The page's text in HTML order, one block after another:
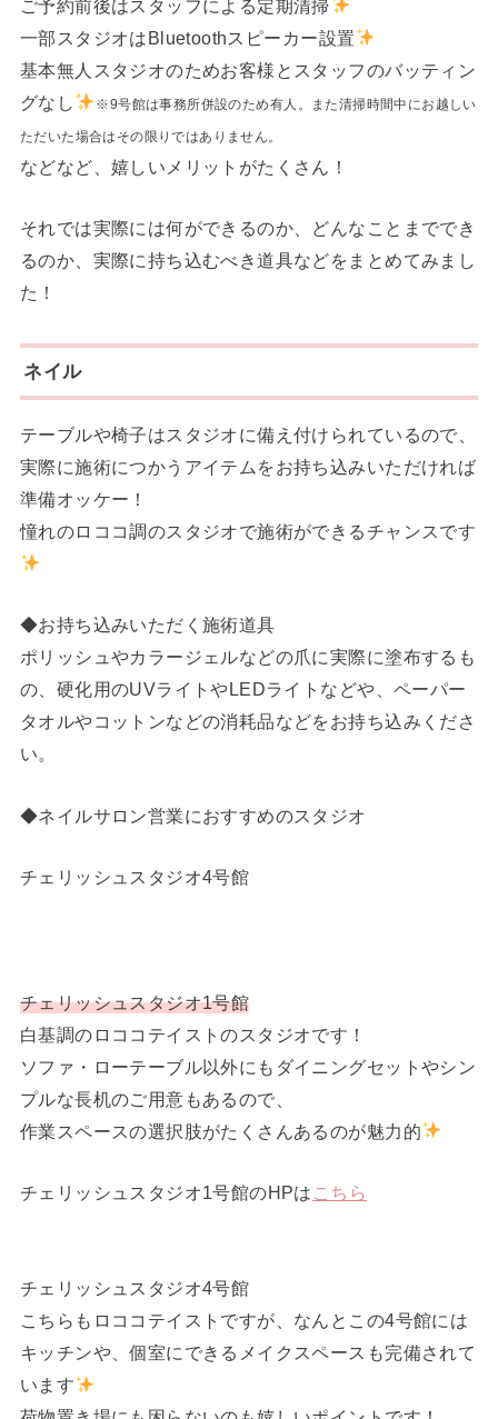
ご予約前後はスタッフによる定期清掃
一部スタジオはBluetoothスピーカー設置
基本無人スタジオのためお客様とスタッフのバッティン
グなし
※9号館は事務所併設のため有人。また清掃時間中にお越しい
ただいた場合はその限りではありません。
などなど、嬉しいメリットがたくさん！
それでは実際には何ができるのか、どんなことまででき
るのか、実際に持ち込むべき道具などをまとめてみまし
た！
ネイル
テーブルや椅子はスタジオに備え付けられているので、
実際に施術につかうアイテムをお持ち込みいただければ
準備オッケー！
憧れのロココ調のスタジオで施術ができるチャンスです
◆お持ち込みいただく施術道具
ポリッシュやカラージェルなどの爪に実際に塗布するも
の、硬化用のUVライトやLEDライトなどや、ペーパー
タオルやコットンなどの消耗品などをお持ち込みくださ
い。
◆ネイルサロン営業におすすめのスタジオ
チェリッシュスタジオ4号館
チェリッシュスタジオ1号館
白基調のロココテイストのスタジオです！
ソファ・ローテーブル以外にもダイニングセットやシン
プルな長机のご用意もあるので、
作業スペースの選択肢がたくさんあるのが魅力的
チェリッシュスタジオ1号館のHPは こちら
チェリッシュスタジオ4号館
こちらもロココテイストですが、なんとこの4号館には
キッチンや、個室にできるメイクスペースも完備されて
います